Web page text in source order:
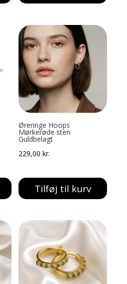
Øreringe Hoops
Mørkerøde sten
Guldbelagt
229,00kr.
Tilføj til kurv